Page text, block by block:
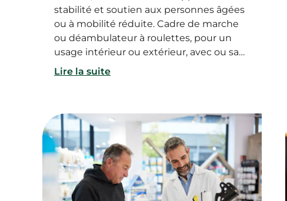
stabilité et soutien aux personnes âgées
ou à mobilité réduite. Cadre de marche
ou déambulateur à roulettes, pour un
usage intérieur ou extérieur, avec ou sans
siège… Il existe de nombreux modèles de
caractéristiques de ce type de dispositif ?
Et son coût est-il pris en charge par
l’Assurance Maladie ?
Lire la suite